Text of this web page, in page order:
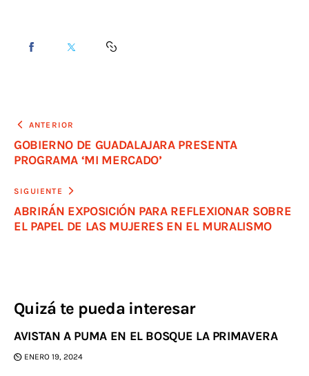
ANTERIOR
GOBIERNO DE GUADALAJARA PRESENTA
PROGRAMA ‘MI MERCADO’
SIGUIENTE
ABRIRÁN EXPOSICIÓN PARA REFLEXIONAR SOBRE
EL PAPEL DE LAS MUJERES EN EL MURALISMO
Quizá te pueda interesar
AVISTAN A PUMA EN EL BOSQUE LA PRIMAVERA
ENERO 19, 2024